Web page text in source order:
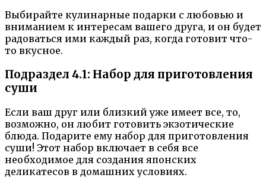
Выбирайте кулинарные подарки с любовью и
вниманием к интересам вашего друга, и он будет
радоваться ими каждый раз, когда готовит что-
то вкусное.
Подраздел 4.1: Набор для приготовления
суши
Если ваш друг или близкий уже имеет все, то,
возможно, он любит готовить экзотические
блюда. Подарите ему набор для приготовления
суши! Этот набор включает в себя все
необходимое для создания японских
деликатесов в домашних условиях.